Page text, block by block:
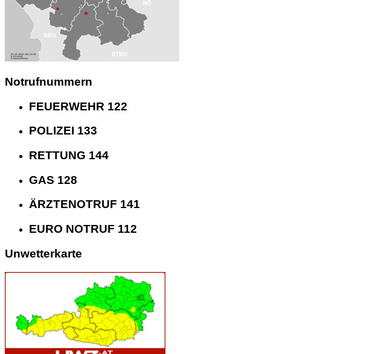
Notrufnummern
FEUERWEHR 122
POLIZEI 133
RETTUNG 144
GAS 128
ÄRZTENOTRUF 141
EURO NOTRUF 112
Unwetterkarte